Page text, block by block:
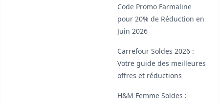
Code Promo Farmaline
pour 20% de Réduction en
Juin 2026
Carrefour Soldes 2026 :
Votre guide des meilleures
offres et réductions
H&M Femme Soldes :